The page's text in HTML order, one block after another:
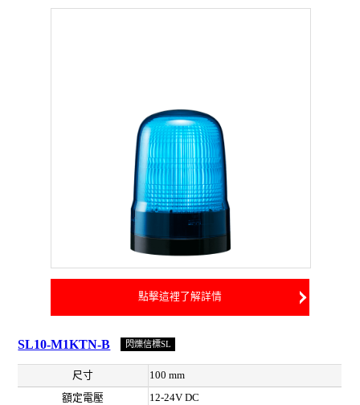
點擊這裡了解詳情
SL10-M1KTN-B 閃爍信標SL
尺寸
100 mm
額定電壓
12-24V DC